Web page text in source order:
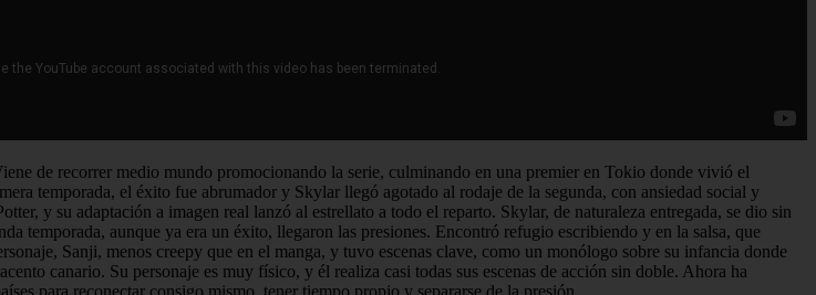
de recorrer medio mundo promocionando la serie, culminando en una premier en Tokio donde vivió el
temporada, el éxito fue abrumador y Skylar llegó agotado al rodaje de la segunda, con ansiedad social y
y su adaptación a imagen real lanzó al estrellato a todo el reparto. Skylar, de naturaleza entregada, se dio sin
temporada, aunque ya era un éxito, llegaron las presiones. Encontró refugio escribiendo y en la salsa, que
Sanji, menos creepy que en el manga, y tuvo escenas clave, como un monólogo sobre su infancia donde
canario. Su personaje es muy físico, y él realiza casi todas sus escenas de acción sin doble. Ahora ha
para reconectar consigo mismo, tener tiempo propio y separarse de la presión.